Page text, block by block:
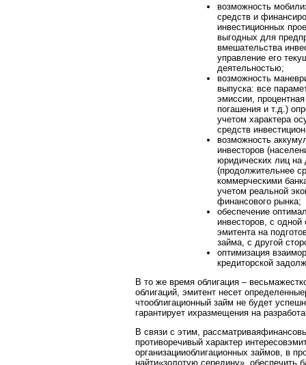
возможность
средств и
инвестиционных
выгодных для
вмешательства
управление его
деятельностью;
возможность
выпуска: все
эмиссии,
погашения и т.д.)
учетом характера
средств
возможность
инвесторов
юридических лиц на
(продолжительнее
коммерческими
учетом реальной
финансового рынка;
обеспечение
инвесторов, с одной
эмитента на
займа, с другой
оптимизация
кредиторской
В то же время облигация –
облигаций, эмитент несет
чтооблигационный займ не будет
гарантирует ихразмещения на
В связи с этим,
противоречивый характер
организацииоблигационных займов, в
найти«золотую середину», обеспечить